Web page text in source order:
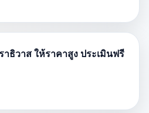
ธิวาส ให้ราคาสูง ประเมินฟรี